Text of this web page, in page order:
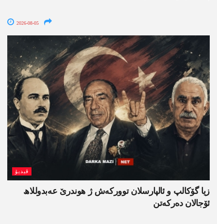
2026-08-05
ڤیدیۆ
زیا گۆکالپ و ئالپارسلان توورکەش ژ ھوندرێ عەبدوللاھ
ئۆجالان دەرکەتن